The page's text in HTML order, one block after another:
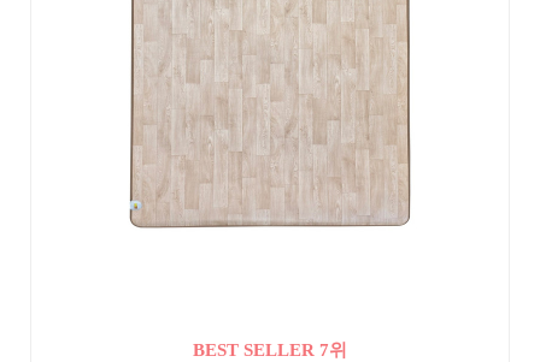
BEST SELLER 7위